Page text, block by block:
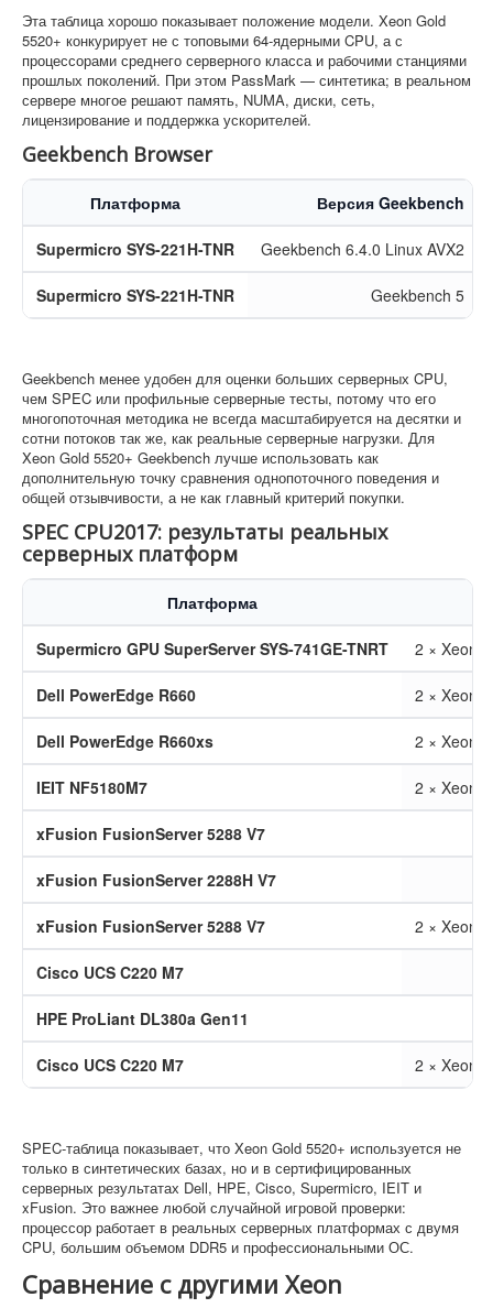
Эта таблица хорошо показывает положение модели. Xeon Gold
5520+ конкурирует не с топовыми 64-ядерными CPU, а с
процессорами среднего серверного класса и рабочими станциями
прошлых поколений. При этом PassMark — синтетика; в реальном
сервере многое решают память, NUMA, диски, сеть,
лицензирование и поддержка ускорителей.
Geekbench Browser
Платформа Версия Geekbench
Supermicro SYS-221H-TNR Geekbench 6.4.0 Linux AVX2
Supermicro SYS-221H-TNR Geekbench 5
Geekbench менее удобен для оценки больших серверных CPU,
чем SPEC или профильные серверные тесты, потому что его
многопоточная методика не всегда масштабируется на десятки и
сотни потоков так же, как реальные серверные нагрузки. Для
Xeon Gold 5520+ Geekbench лучше использовать как
дополнительную точку сравнения однопоточного поведения и
общей отзывчивости, а не как главный критерий покупки.
SPEC CPU2017: результаты реальных
серверных платформ
Платформа
Supermicro GPU SuperServer SYS-741GE-TNRT 2 × Xeon
Dell PowerEdge R660 2 × Xeon
Dell PowerEdge R660xs 2 × Xeon
IEIT NF5180M7 2 × Xeon
xFusion FusionServer 5288 V7
xFusion FusionServer 2288H V7
xFusion FusionServer 5288 V7 2 × Xeon
Cisco UCS C220 M7
HPE ProLiant DL380a Gen11
Cisco UCS C220 M7 2 × Xeon
SPEC-таблица показывает, что Xeon Gold 5520+ используется не
только в синтетических базах, но и в сертифицированных
серверных результатах Dell, HPE, Cisco, Supermicro, IEIT и
xFusion. Это важнее любой случайной игровой проверки:
процессор работает в реальных серверных платформах с двумя
CPU, большим объемом DDR5 и профессиональными ОС.
Сравнение с другими Xeon